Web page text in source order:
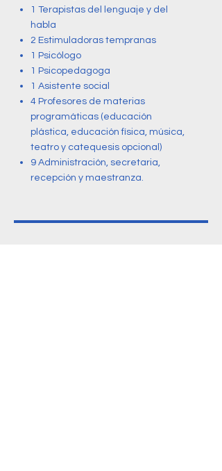
1 Terapistas del lenguaje y del
habla
2 Estimuladoras tempranas
1 Psicólogo
1 Psicopedagoga
1 Asistente social
4 Profesores de materias
programáticas (educación
plástica, educación física, música,
teatro y catequesis opcional)
9 Administración, secretaria,
recepción y maestranza.